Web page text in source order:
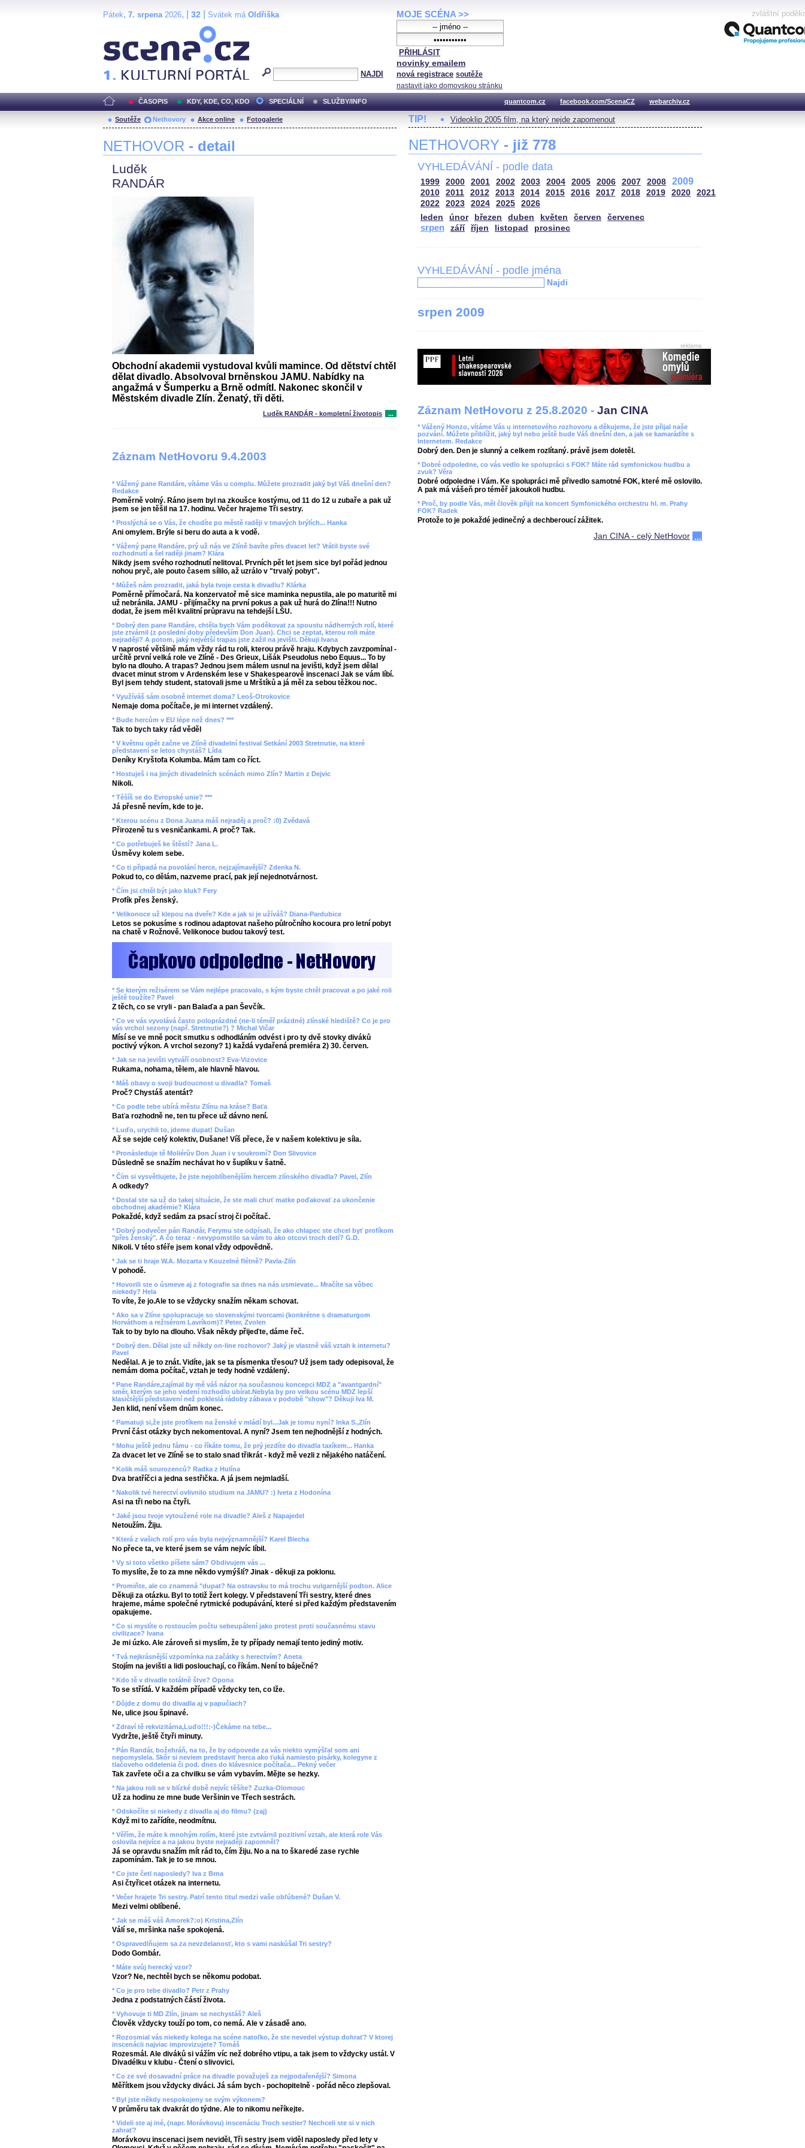
Pátek, 7. srpena2026, | 32 Svátek má Oldřiška
NAJDI
MOJE SCÉNA >>
PŘIHLÁSIT
novinky emailem
nová registrace soutěže
nastavit jako domovskou stránku
zvláštní
ČASOPIS KDY, KDE, CO, KDO SPECIÁLNÍ SLUŽBY/INFO quantcom.cz facebook.com/ScenaCZ webarchiv.cz
Soutěže Nethovory Akce online Fotogalerie
NETHOVOR - detail
Luděk
RANDÁR
Obchodní akademii vystudoval kvůli mamince. Od dětství chtěl
dělat divadlo. Absolvoval brněnskou JAMU. Nabídky na
angažmá v Šumperku a Brně odmítl. Nakonec skončil v
Městském divadle Zlín. Ženatý, tři děti.
Luděk RANDÁR - kompletní životopis ...
Záznam NetHovoru 9.4.2003
* Vážený pane Randáre, vítáme Vás u complu. Můžete prozradit jaký byl Váš dnešní den?
Redakce
Poměrně volný. Ráno jsem byl na zkoušce kostýmu, od 11 do 12 u zubaře a pak už
jsem se jen těšil na 17. hodinu. Večer hrajeme Tři sestry.
* Proslýchá se o Vás, že chodíte po městě raději v tmavých brýlích... Hanka
Ani omylem. Brýle si beru do auta a k vodě.
* Vážený pane Randáre, prý už nás ve Zlíně bavíte přes dvacet let? Vrátil byste své
rozhodnutí a šel raději jinam? Klára
Nikdy jsem svého rozhodnutí nelitoval. Prvních pět let jsem sice byl pořád jednou
nohou pryč, ale pouto časem sílilo, až uzrálo v "trvalý pobyt".
* Můžeš nám prozradit, jaká byla tvoje cesta k divadlu? Klárka
Poměrně přímočará. Na konzervatoř mě sice maminka nepustila, ale po maturitě mi
už nebránila. JAMU - přijímačky na první pokus a pak už hurá do Zlína!!! Nutno
dodat, že jsem měl kvalitní průpravu na tehdejší LŠU.
* Dobrý den pane Randáre, chtěla bych Vám poděkovat za spoustu nádherných rolí, které
jste ztvárnil (z poslední doby především Don Juan). Chci se zeptat, kterou roli máte
nejraději? A potom, jaký největší trapas jste zažil na jevišti. Děkuji Ivana
V naprosté většině mám vždy rád tu roli, kterou právě hraju. Kdybych zavzpomínal -
určitě první velká role ve Zlíně - Des Grieux, Lišák Pseudolus nebo Equus... To by
bylo na dlouho. A trapas? Jednou jsem málem usnul na jevišti, když jsem dělal
dvacet minut strom v Ardenském lese v Shakespearově inscenaci Jak se vám líbí.
Byl jsem tehdy student, statovali jsme u Mrštíků a já měl za sebou těžkou noc.
* Využíváš sám osobně internet doma? Leoš-Otrokovice
Nemaje doma počítače, je mi internet vzdálený.
* Bude hercům v EU lépe než dnes? ***
Tak to bych taky rád věděl
* V květnu opět začne ve Zlíně divadelní festival Setkání 2003 Stretnutie, na které
představení se letos chystáš? Lída
Deníky Kryštofa Kolumba. Mám tam co říct.
* Hostuješ i na jiných divadelních scénách mimo Zlín? Martin z Dejvic
Nikoli.
* Těšíš se do Evropské unie? ***
Já přesně nevím, kde to je.
* Kterou scénu z Dona Juana máš nejraděj a proč? :0) Zvědavá
Přirozeně tu s vesničankami. A proč? Tak.
* Co potřebuješ ke štěstí? Jana L.
Úsměvy kolem sebe.
* Co ti připadá na povolání herce, nejzajímavější? Zdenka N.
Pokud to, co dělám, nazveme prací, pak její nejednotvárnost.
* Čím jsi chtěl být jako kluk? Fery
Profík přes ženský.
* Velikonoce už klepou na dveře? Kde a jak si je užíváš? Diana-Pardubice
Letos se pokusíme s rodinou adaptovat našeho půlročního kocoura pro letní pobyt
na chatě v Rožnově. Velikonoce budou takový test.
* Se kterým režisérem se Vám nejlépe pracovalo, s kým byste chtěl pracovat a po jaké roli
ještě toužíte? Pavel
Z těch, co se vryli - pan Balaďa a pan Ševčík.
* Co ve vás vyvolává často poloprázdné (ne-li téměř prázdné) zlínské hlediště? Co je pro
vás vrchol sezony (např. Stretnutie?) ? Michal Vičar
Mísí se ve mně pocit smutku s odhodláním odvést i pro ty dvě stovky diváků
poctivý výkon. A vrchol sezony? 1) každá vydařená premiéra 2) 30. červen.
* Jak se na jevišti vytváří osobnost? Eva-Vizovice
Rukama, nohama, tělem, ale hlavně hlavou.
* Máš obavy o svoji budoucnost u divadla? Tomaš
Proč? Chystáš atentát?
* Co podle tebe ubírá městu Zlínu na kráse? Baťa
Baťa rozhodně ne, ten tu přece už dávno není.
* Luďo, urychli to, jdeme dupat! Dušan
Až se sejde celý kolektiv, Dušane! Víš přece, že v našem kolektivu je síla.
* Pronásleduje tě Moliérův Don Juan i v soukromí? Don Slivovice
Důsledně se snažím nechávat ho v šuplíku v šatně.
* Čím si vysvětlujete, že jste nejoblíbenějším hercem zlínského divadla? Pavel, Zlín
A odkedy?
* Dostal ste sa už do takej situácie, že ste mali chuť matke poďakovať za ukončenie
obchodnej akadémie? Klára
Pokaždé, když sedám za psací stroj či počítač.
* Dobrý podvečer pán Randár, Ferymu ste odpísali, že ako chlapec ste chcel byť profíkom
"přes ženský". A čo teraz - nevypomstilo sa vám to ako otcovi troch detí? G.D.
Nikoli. V této sféře jsem konal vždy odpovědně.
* Jak se ti hraje W.A. Mozarta v Kouzelné flétně? Pavla-Zlín
V pohodě.
* Hovorili ste o úsmeve aj z fotografie sa dnes na nás usmievate... Mračíte sa vôbec
niekedy? Hela
To víte, že jo.Ale to se vždycky snažím někam schovat.
* Ako sa v Zlíne spolupracuje so slovenskými tvorcami (konkrétne s dramaturgom
Horváthom a režisérom Lavríkom)? Peter, Zvolen
Tak to by bylo na dlouho. Však někdy přijeďte, dáme řeč.
* Dobrý den. Dělal jste už někdy on-line rozhovor? Jaký je vlastně váš vztah k internetu?
Pavel
Nedělal. A je to znát. Vidíte, jak se ta písmenka třesou? Už jsem tady odepisoval, že
nemám doma počítač, vztah je tedy hodně vzdálený.
* Pane Randáre,zajímal by mě váš názor na současnou koncepci MDZ a "avantgardní"
směr, kterým se jeho vedení rozhodlo ubírat.Nebyla by pro velkou scénu MDZ lepší
klasičtější představení než pokleslá rádoby zábava v podobě "show"? Děkuji Iva M.
Jen klid, není všem dnům konec.
* Pamatuji si,že jste profíkem na ženské v mládí byl...Jak je tomu nyní? Inka S.,Zlín
První část otázky bych nekomentoval. A nyní? Jsem ten nejhodnější z hodných.
* Mohu ještě jednu fámu - co říkáte tomu, že prý jezdíte do divadla taxíkem... Hanka
Za dvacet let ve Zlíně se to stalo snad třikrát - když mě vezli z nějakého natáčení.
* Kolik máš sourozenců? Radka z Hulína
Dva bratříčci a jedna sestřička. A já jsem nejmladší.
* Nakolik tvé herectví ovlivnilo studium na JAMU? :) Iveta z Hodonína
Asi na tři nebo na čtyři.
* Jaké jsou tvoje vytoužené role na divadle? Aleš z Napajedel
Netoužím. Žiju.
* Která z vašich rolí pro vás byla nejvýznamnější? Karel Blecha
No přece ta, ve které jsem se vám nejvíc líbil.
* Vy si toto všetko píšete sám? Obdivujem vás ...
To myslíte, že to za mne někdo vymýšlí? Jinak - děkuji za poklonu.
* Promiňte, ale co znamená "dupat? Na ostravsku to má trochu vulgarnější podton. Alice
Děkuji za otázku. Byl to totiž žert kolegy. V představení Tři sestry, které dnes
hrajeme, máme společné rytmické podupávání, které si před každým představením
opakujeme.
* Co si myslíte o rostoucím počtu sebeupálení jako protest proti současnému stavu
civilizace? Ivana
Je mi úzko. Ale zároveň si myslím, že ty případy nemají tento jediný motiv.
* Tvá nejkrásnější vzpomínka na začátky s herectvím? Aneta
Stojím na jevišti a lidi poslouchají, co říkám. Není to báječné?
* Kdo tě v divadle totálně štve? Opona
To se střídá. V každém případě vždycky ten, co lže.
* Dôjde z domu do divadla aj v papučiach?
Ne, ulice jsou špinavé.
* Zdraví tě rekvizitárna,Luďo!!!:-)Čekáme na tebe...
Vydržte, ještě čtyři minuty.
* Pán Randár, božehráň, na to, že by odpovede za vás niekto vymýšľal som ani
nepomyslela. Skôr si neviem predstaviť herca ako ťuká namiesto pisárky, kolegyne z
tlačoveho oddelenia či pod. dnes do klávesnice počítača... Pekný večer
Tak zavřete oči a za chvilku se vám vybavím. Mějte se hezky.
* Na jakou roli se v blízké době nejvíc těšíte? Zuzka-Olomouc
Už za hodinu ze mne bude Veršinin ve Třech sestrách.
* Odskočíte si niekedy z divadla aj do filmu? (zaj)
Když mi to zařídíte, neodmítnu.
* Věřím, že máte k mnohým rolím, které jste zvtvárnil pozitivní vztah, ale která role Vás
oslovila nejvíce a na jakou byste nejraději zapomněl?
Já se opravdu snažím mít rád to, čím žiju. No a na to škaredé zase rychle
zapomínám. Tak je to se mnou.
* Co jste četl naposledy? Iva z Brna
Asi čtyřicet otázek na internetu.
* Večer hrajete Tri sestry. Patrí tento titul medzi vaše obľúbené? Dušan V.
Mezi velmi oblíbené.
* Jak se máš váš Amorek?:o) Kristina,Zlín
Válí se, mršinka naše spokojená.
* Ospravedlňujem sa za nevzdelanosť, kto s vami naskúšal Tri sestry?
Dodo Gombár.
* Máte svůj herecký vzor?
Vzor? Ne, nechtěl bych se někomu podobat.
* Co je pro tebe divadlo? Petr z Prahy
Jedna z podstatných částí života.
* Vyhovuje ti MD Zlín, jinam se nechystáš? Aleš
Člověk vždycky touží po tom, co nemá. Ale v zásadě ano.
* Rozosmial vás niekedy kolega na scéne natoľko, že ste nevedel výstup dohrať? V ktorej
inscenácii najviac improvizujete? Tomáš
Rozesmál. Ale diváků si vážím víc než dobrého vtipu, a tak jsem to vždycky ustál. V
Divadélku v klubu - Čtení o slivovici.
* Co ze své dosavadní práce na divadle považuješ za nejpodařenější? Simona
Měřítkem jsou vždycky diváci. Já sám bych - pochopitelně - pořád něco zlepšoval.
* Byl jste někdy nespokojeny se svým výkonem?
V průměru tak dvakrát do týdne. Ale to nikomu neříkejte.
* Videli ste aj iné, (napr. Morávkovu) inscenáciu Troch sestier? Nechceli ste si v nich
zahrať?
Morávkovu inscenaci jsem neviděl, Tři sestry jsem viděl naposledy před lety v
TIP! Videoklip 2005 film, na který nejde zapomenout
NETHOVORY - již 778
VYHLEDÁVÁNÍ - podle data
1999 2000 2001 2002 2003 2004 2005 2006 2007 2008 2009
2010 2011 2012 2013 2014 2015 2016 2017 2018 2019 2020
2021
2022
2023 2024 2025
2026
leden
únor březen duben květen červen červenec
srpen září říjen listopad prosinec
VYHLEDÁVÁNÍ - podle jména
Najdi
srpen 2009
reklama
Záznam NetHovoru z 25.8.2020 - Jan CINA
* Vážený Honzo, vítáme Vás u internetového rozhovoru a děkujeme, že jste přijal naše
pozvání. Můžete přiblížit, jaký byl nebo ještě bude Váš dnešní den, a jak se kamarádíte s
Internetem. Redakce
Dobrý den. Den je slunný a celkem rozlítaný. právě jsem doletěl.
* Dobré odpoledne, co vás vedlo ke spolupráci s FOK? Máte rád symfonickou hudbu a
zvuk? Věra
Dobré odpoledne i Vám. Ke spolupráci mě přivedlo samotné FOK, které mě oslovilo.
A pak má vášeň pro téměř jakoukoli hudbu.
* Proč, by podle Vás, měl člověk přijít na koncert Symfonického orchestru hl. m. Prahy
FOK? Radek
Protože to je pokaždé jedinečný a dechberoucí zážitek.
Jan CINA - celý NetHovor